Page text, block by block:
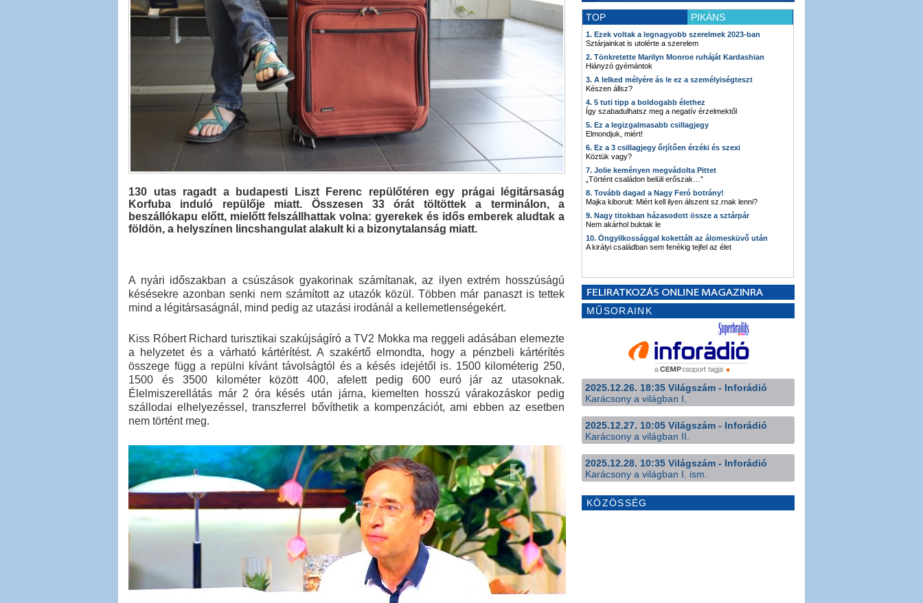
130 utas ragadt a budapesti Liszt Ferenc repülőtéren egy prágai légitársaság
Korfuba induló repülője miatt. Összesen 33 órát töltöttek a terminálon, a
beszállókapu előtt, mielőtt felszállhattak volna: gyerekek és idős emberek aludtak a
földön, a helyszínen lincshangulat alakult ki a bizonytalanság miatt.
A nyári időszakban a csúszások gyakorinak számítanak, az ilyen extrém hosszúságú
késésekre azonban senki nem számított az utazók közül. Többen már panaszt is tettek
mind a légitársaságnál, mind pedig az utazási irodánál a kellemetlenségekért.
Kiss Róbert Richard turisztikai szakújságíró a TV2 Mokka ma reggeli adásában elemezte
a helyzetet és a várható kártérítést. A szakértő elmondta, hogy a pénzbeli kártérítés
összege függ a repülni kívánt távolságtól és a késés idejétől is. 1500 kilométerig 250,
1500 és 3500 kilométer között 400, afelett pedig 600 euró jár az utasoknak.
Élelmiszerellátás már 2 óra késés után járna, kiemelten hosszú várakozáskor pedig
szállodai elhelyezéssel, transzferrel bővíthetik a kompenzációt, ami ebben az esetben
nem történt meg.
TOP PIKÁNS
1. Ezek voltak a legnagyobb szerelmek 2023-ban
Sztárjainkat is utolérte a szerelem
2. Tönkretette Marilyn Monroe ruháját Kardashian
Hiányzó gyémántok
3. A lelked mélyére ás le ez a személyiségteszt
Készen állsz?
4. 5 tuti tipp a boldogabb élethez
Így szabadulhatsz meg a negatív érzelmektől
5. Ez a legizgalmasabb csillagjegy
Elmondjuk, miért!
6. Ez a 3 csillagjegy őrjítően érzéki és szexi
Köztük vagy?
7. Jolie keményen megvádolta Pittet
„Történt családon belüli erőszak…”
8. Tovább dagad a Nagy Feró botrány!
Majka kiborult: Miért kell ilyen álszent sz.rnak lenni?
9. Nagy titokban házasodott össze a sztárpár
Nem akárhol buktak le
10. Öngyilkossággal kokettált az álomesküvő után
A királyi családban sem fenékig tejfel az élet
MŰSORAINK
2025.12.26. 18:35 Világszám - Inforádió
Karácsony a világban I.
2025.12.27. 10:05 Világszám - Inforádió
Karácsony a világban II.
2025.12.28. 10:35 Világszám - Inforádió
Karácsony a világban I. ism.
KÖZÖSSÉG